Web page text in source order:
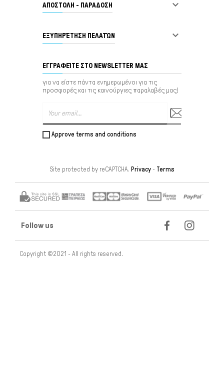
ΑΠΟΣΤΟΛΗ - ΠΑΡΑΔΟΣΗ 
ΕΞΥΠΗΡΈΤΗΣΗ ΠΕΛΑΤΏΝ 
ΕΓΓΡΑΦΕΊΤΕ ΣΤΟ NEWSLETTER ΜΑΣ
για να είστε πάντα ενημερωμένοι για τις
προσφορές και τις καινούργιες παραλαβές μας!
Approve terms and conditions
Site protected by reCAPTCHA. Privacy- Terms
Follow us
Copyright ©2021 - All rights reserved.